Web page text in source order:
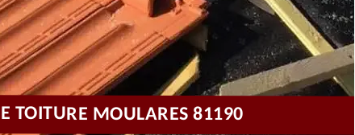
TOITURE MOULARES 81190